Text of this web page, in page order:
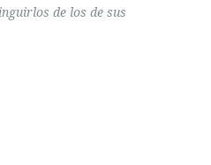
de los de sus